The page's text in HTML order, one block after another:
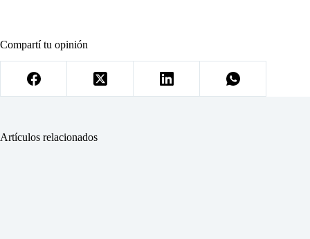
Compartí tu opinión
Artículos relacionados